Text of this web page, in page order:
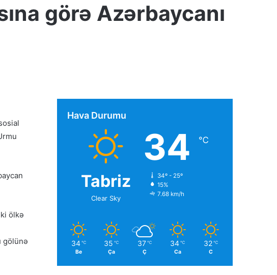
görə Azərbaycanı
ölkə
gölünə
Hava Durumu
Tabriz
Clear Sky
34 ℃
34º - 25º
15%
7.68 km/h
34 ℃
Be
35 ℃
Ça
37 ℃
Ç
34 ℃
Ca
32 ℃
C